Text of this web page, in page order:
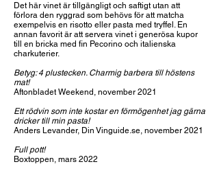
Det här vinet är tillgängligt och saftigt utan att
förlora den ryggrad som behövs för att matcha
exempelvis en risotto eller pasta med tryffel. En
annan favorit är att servera vinet i generösa kupor
till en bricka med fin Pecorino och italienska
charkuterier.
Betyg: 4 plustecken. Charmig barbera till höstens
mat!
Aftonbladet Weekend, november 2021
Ett rödvin som inte kostar en förmögenhet jag gärna
dricker till min pasta!
Anders Levander, Din Vinguide.se, november 2021
Full pott!
Boxtoppen, mars 2022